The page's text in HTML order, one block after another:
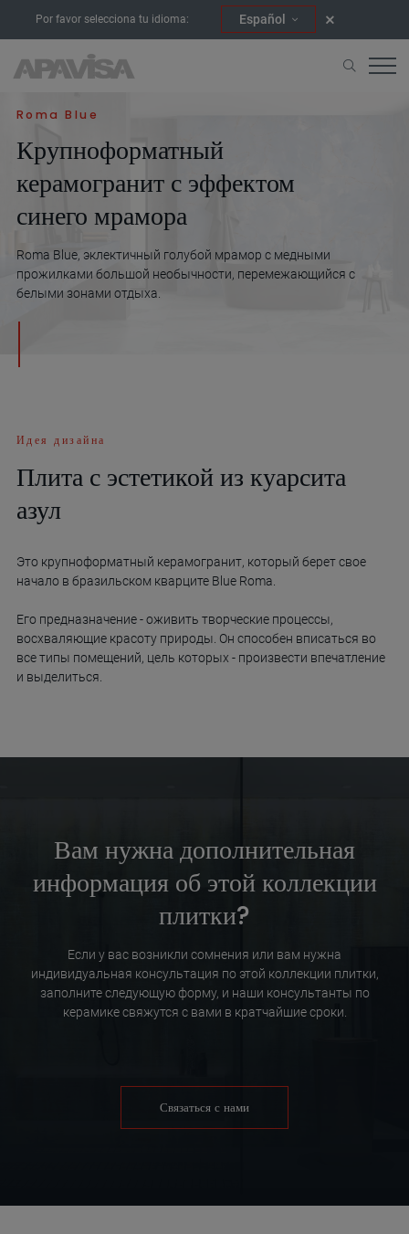
Por favor selecciona tu idioma: Español
Roma Blue
Крупноформатный
керамогранит с эффектом
синего мрамора
Roma Blue, эклектичный голубой мрамор с медными
прожилками большой необычности, перемежающийся с
белыми зонами отдыха.
Идея дизайна
Плита с эстетикой из куарсита
азул
Это крупноформатный керамогранит, который берет свое
начало в бразильском кварците Blue Roma.
Его предназначение - оживить творческие процессы,
восхваляющие красоту природы. Он способен вписаться во
все типы помещений, цель которых - произвести впечатление
и выделиться.
Вам нужна дополнительная
информация об этой коллекции
плитки?
Если у вас возникли сомнения или вам нужна
индивидуальная консультация по этой коллекции плитки,
заполните следующую форму, и наши консультанты по
керамике свяжутся с вами в кратчайшие сроки.
Связаться с нами